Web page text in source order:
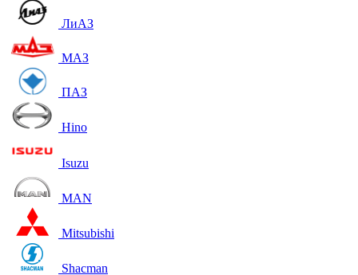
ЛиАЗ
МАЗ
ПАЗ
Hino
Isuzu
MAN
Mitsubishi
Shacman